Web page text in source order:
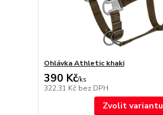
Ohlávka Athletic khaki
390 Kč/ks
322,31 Kč bez DPH
Zvolit variantu